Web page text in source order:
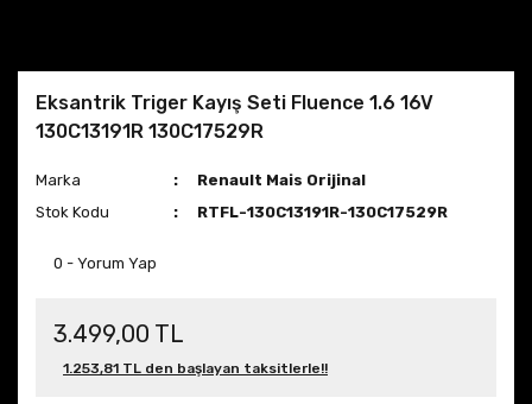
Eksantrik Triger Kayış Seti Fluence 1.6 16V
130C13191R 130C17529R
Marka
Renault Mais Orijinal
Stok Kodu
RTFL-130C13191R-130C17529R
0 - Yorum Yap
3.499,00 TL
1.253,81 TL den başlayan taksitlerle!!